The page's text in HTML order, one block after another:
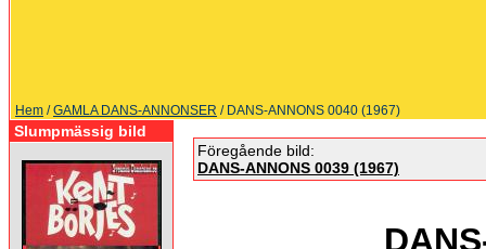
Hem /GAMLA DANS-ANNONSER / DANS-ANNONS 0040 (1967)
Slumpmässig bild
Föregående bild:
DANS-ANNONS 0039 (1967)